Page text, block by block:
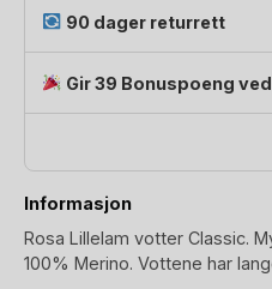
antall90 dager returrett
Gir 39 Bonuspoeng
Informasjon
Rosa Lillelam votter Classic.
100% Merino. Vottene har